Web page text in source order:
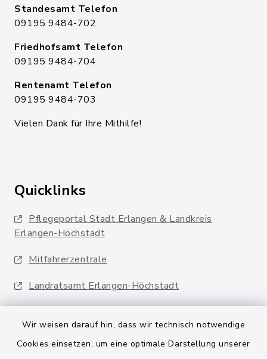
Wir weisen darauf hin, dass wir technisch notwendige
Cookies einsetzen, um eine optimale Darstellung unserer
Standesamt Telefon
09195 9484-702
Friedhofsamt Telefon
09195 9484-704
Rentenamt Telefon
09195 9484-703
Vielen Dank für Ihre Mithilfe!
Quicklinks
Pflegeportal Stadt Erlangen & Landkreis
Erlangen-Höchstadt
Mitfahrerzentrale
Landratsamt Erlangen-Höchstadt